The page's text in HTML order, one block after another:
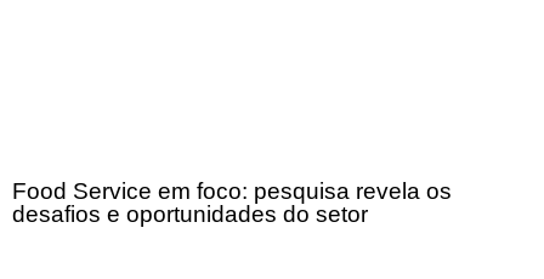
Food Service em foco: pesquisa revela os
desafios e oportunidades do setor